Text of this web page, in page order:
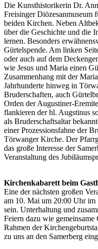
Die Kunsthistorikerin Dr.
Freisinger Diözesanmuseum
beiden Kirchen. Neben
über die Geschichte und die
lernen. Besonders
Gürtelspende. Am linken
oder auch auf dem
wie Jesus und Maria einen
Zusammenhang mit der
Jahrhunderte hinweg in
Bruderschaften, auch
Orden der Augustiner-
flankieren der hl. Augstinus
als Bruderschaftsaltar
einer Prozessionsfahne der
Törwanger Kirche. Der
das große Interesse der
Veranstaltung des
Kirchenkabarett beim
Eine der nächsten großen
am 10. Mai um 20:00 Uhr im
sein. Unterhaltung und
Feiern dazu wie
Rahmen der
zu uns an den Samerberg